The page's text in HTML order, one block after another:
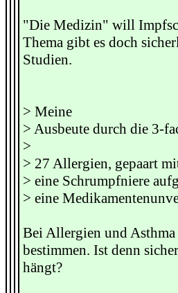
"Die Medizin" will
Thema gibt es doch
Studien.
> Meine
> Ausbeute durch die 3-
>
> 27 Allergien, gepaart
> eine Schrumpfniere
> eine
Bei Allergien und
bestimmen. Ist denn
hängt?